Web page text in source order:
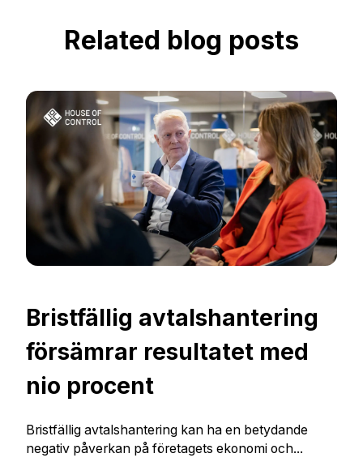
Related blog posts
Bristfällig avtalshantering
försämrar resultatet med
nio procent
Bristfällig avtalshantering kan ha en betydande
negativ påverkan på företagets ekonomi och...